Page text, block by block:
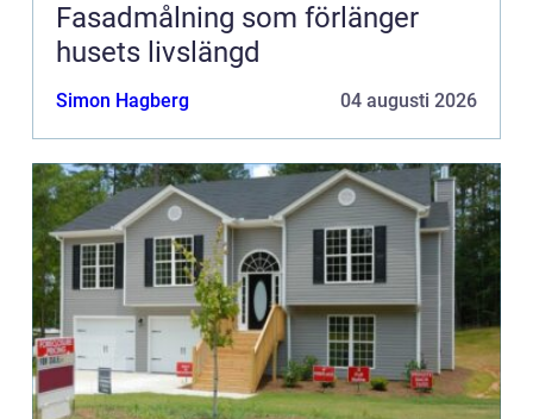
Fasadmålning som förlänger
husets livslängd
Simon Hagberg 04 augusti 2026